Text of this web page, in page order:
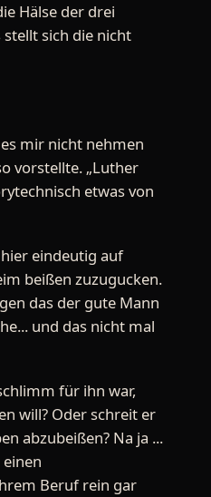
Hälse der drei
sich die nicht
mir nicht nehmen
vorstellte. „Luther
etwas von
eindeutig auf
beißen zuzugucken.
das der gute Mann
und das nicht mal
für ihn war,
will? Oder schreit er
abzubeißen? Na ja ...
Beruf rein gar